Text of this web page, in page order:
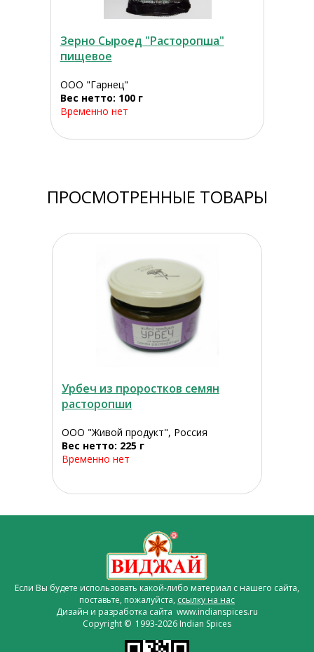
Зерно Сыроед "Расторопша"
пищевое
ООО "Гарнец"
Вес нетто: 100 г
Временно нет
ПРОСМОТРЕННЫЕ ТОВАРЫ
Урбеч из проростков семян
расторопши
ООО "Живой продукт", Россия
Вес нетто: 225 г
Временно нет
Если Вы будете использовать какой-либо материал с нашего сайта,
поставьте, пожалуйста, ссылку на нас
Дизайн и разработка сайта www.indianspices.ru
Copyright © 1993-2026 Indian Spices